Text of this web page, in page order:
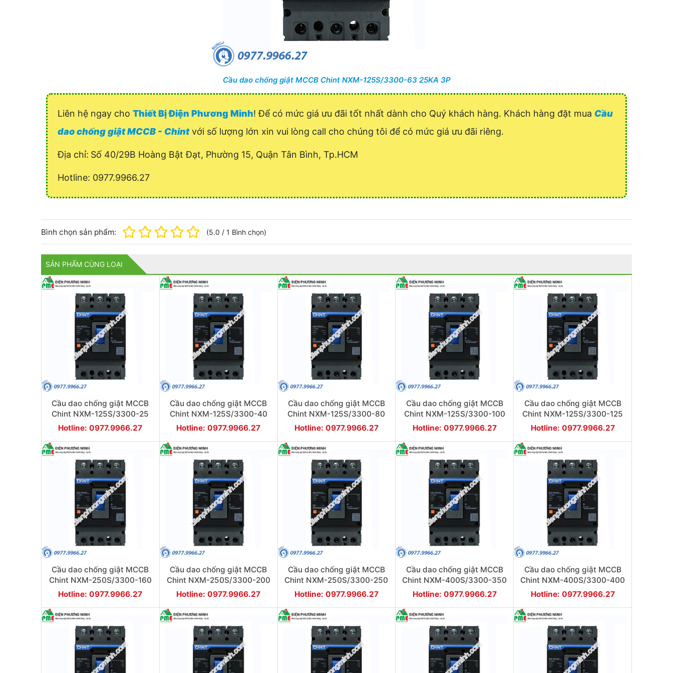
Cầu dao chống giật MCCB Chint NXM-125S/3300-63 25KA 3P
Liên hệ ngay cho Thiết Bị Điện Phương Minh! Để có mức giá ưu đãi tốt nhất dành cho Quý khách hàng. Khách hàng đặt mua Cầu
dao chống giật MCCB - Chintvới số lượng lớn xin vui lòng call cho chúng tôi để có mức giá ưu đãi riêng.
Địa chỉ: Số 40/29B Hoàng Bật Đạt, Phường 15, Quận Tân Bình, Tp.HCM
Hotline: 0977.9966.27
Bình chọn sản phẩm: (5.0 / 1 Bình chọn)
SẢN PHẨM CÙNG LOẠI
Cầu dao chống giật MCCB
Chint NXM-125S/3300-25
25KA 3P
Hotline: 0977.9966.27
Cầu dao chống giật MCCB
Chint NXM-125S/3300-40
25KA 3P
Hotline: 0977.9966.27
Cầu dao chống giật MCCB
Chint NXM-125S/3300-80
25KA 3P
Hotline: 0977.9966.27
Cầu dao chống giật MCCB
Chint NXM-125S/3300-100
25KA 3P
Hotline: 0977.9966.27
Cầu dao chống giật MCCB
Chint NXM-125S/3300-125
25KA 3P
Hotline: 0977.9966.27
Cầu dao chống giật MCCB
Chint NXM-250S/3300-160
35KA 3P
Hotline: 0977.9966.27
Cầu dao chống giật MCCB
Chint NXM-250S/3300-200
35KA 3P
Hotline: 0977.9966.27
Cầu dao chống giật MCCB
Chint NXM-250S/3300-250
35KA 3P
Hotline: 0977.9966.27
Cầu dao chống giật MCCB
Chint NXM-400S/3300-350
50KA 3P
Hotline: 0977.9966.27
Cầu dao chống giật MCCB
Chint NXM-400S/3300-400
50KA 3P
Hotline: 0977.9966.27